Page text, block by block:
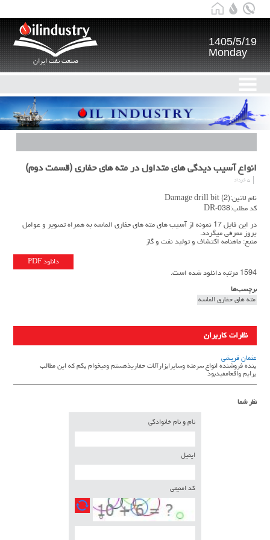
صنعت نفت ایران
1405/5/19
Monday
انواع آسیب دیدگی های متداول در مته های حفاری (قسمت دوم)
۵ خرداد
نام لاتین:Damage drill bit (2)
کد مطلب:DR-038
در این فایل 17 نمونه از آسیب های مته های حفاری الماسه به همراه تصویر و عوامل
بروز معرفی میگردد.
منبع: ماهنامه اکتشاف و تولید نفت و گاز
دانلود PDF
1594 مرتبه دانلود شده است.
برچسب‌ها
مته های حفاری الماسه
نظرات کاربران
عثمان قریشی
بنده فروشنده انواع سرمته وسایرابزارآلات حفاریذهستم ومیخوام بگم که این مطالب
برایم واقعامفیدبود
نظر شما
نام و نام خانوادگی
ایمیل
کد امنیتی